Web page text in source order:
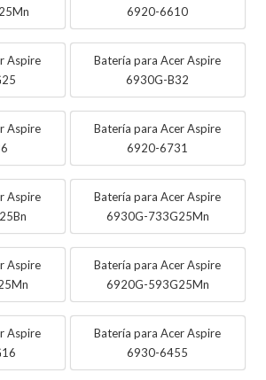
6920-6610
Aspire
Batería para Acer Aspire
6930G-B32
Aspire
Batería para Acer Aspire
6920-6731
Aspire
Batería para Acer Aspire
6930G-733G25Mn
Aspire
Batería para Acer Aspire
6920G-593G25Mn
Aspire
Batería para Acer Aspire
6930-6455